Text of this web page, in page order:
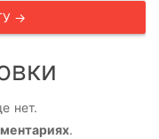
→
нет.
.